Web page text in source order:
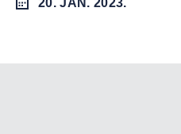
20. JAN. 2023.